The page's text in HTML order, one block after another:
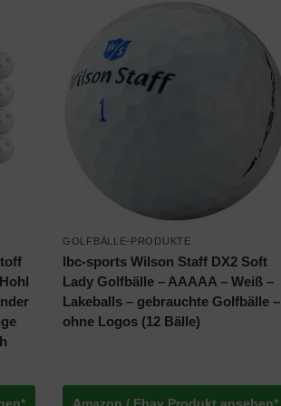
GOLFBÄLLE-PRODUKTE
lbc-sports Wilson Staff DX2 Soft
Lady Golfbälle – AAAAA – Weiß –
Lakeballs – gebrauchte Golfbälle –
ohne Logos (12 Bälle)